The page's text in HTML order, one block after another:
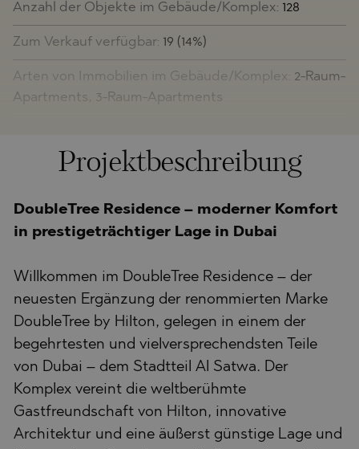
Anzahl der Objekte im Gebäude/Komplex: 128
Zum Verkauf verfügbar: 19 (14%)
Arten von Immobilien im Gebäude/Komplex: 2-Raum-
Apartments, 3-Raum-Apartments
Projektbeschreibung
DoubleTree Residence – moderner Komfort
in prestigeträchtiger Lage in Dubai
Willkommen im DoubleTree Residence – der
neuesten Ergänzung der renommierten Marke
DoubleTree by Hilton, gelegen in einem der
begehrtesten und vielversprechendsten Teile
von Dubai – dem Stadtteil Al Satwa. Der
Komplex vereint die weltberühmte
Gastfreundschaft von Hilton, innovative
Architektur und eine äußerst günstige Lage und